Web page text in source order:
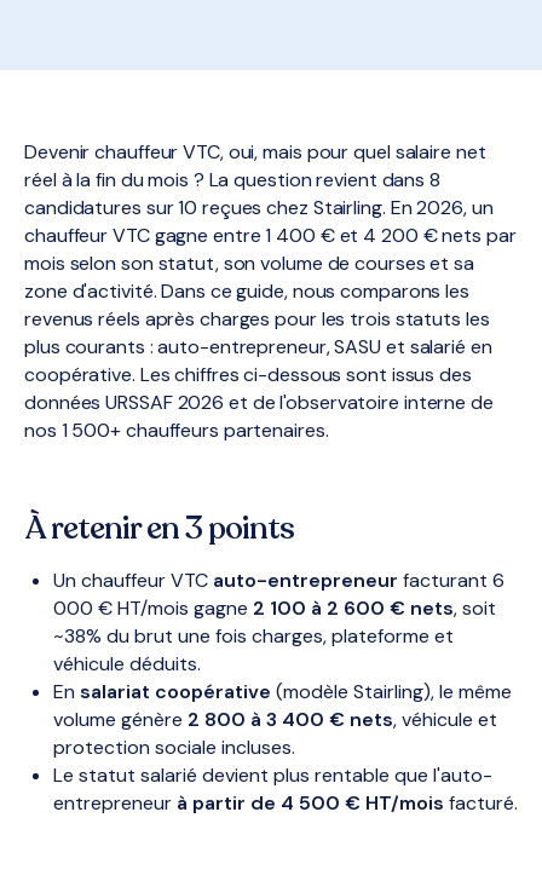
Devenir chauffeur VTC, oui, mais pour quel salaire net
réel à la fin du mois ? La question revient dans 8
candidatures sur 10 reçues chez Stairling. En 2026, un
chauffeur VTC gagne entre 1 400 € et 4 200 € nets par
mois selon son statut, son volume de courses et sa
zone d'activité. Dans ce guide, nous comparons les
revenus réels après charges pour les trois statuts les
plus courants : auto-entrepreneur, SASU et salarié en
coopérative. Les chiffres ci-dessous sont issus des
données URSSAF 2026 et de l'observatoire interne de
nos 1 500+ chauffeurs partenaires.
À retenir en 3 points
Un chauffeur VTC auto-entrepreneur facturant 6
000 € HT/mois gagne 2 100 à 2 600 € nets, soit
~38% du brut une fois charges, plateforme et
véhicule déduits.
En salariat coopérative (modèle Stairling), le même
volume génère 2 800 à 3 400 € nets, véhicule et
protection sociale incluses.
Le statut salarié devient plus rentable que l'auto-
entrepreneur à partir de 4 500 € HT/mois facturé.